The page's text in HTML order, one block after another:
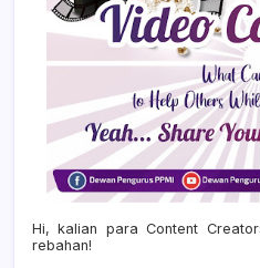
Hi, kalian para Content
rebahan!